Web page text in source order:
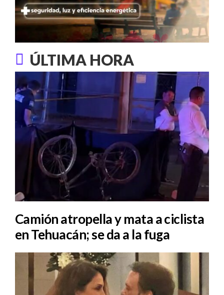
ÚLTIMA HORA
Camión atropella y mata a ciclista
en Tehuacán; se da a la fuga